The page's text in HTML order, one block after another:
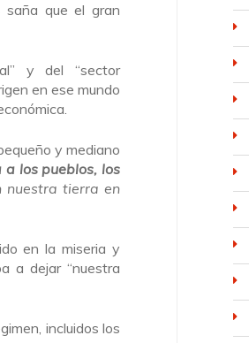
saña que el gran
y del “sector
en ese mundo
y mediano
los pueblos, los
nuestra tierra en
en la miseria y
a dejar “nuestra
incluidos los